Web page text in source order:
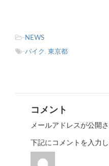
- NEWS
-バイク , 東京都
コメント
メールアドレスが公開
下記にコメントを入力